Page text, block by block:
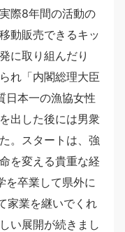
際8年間の活動の
動販売できるキッ
に取り組んだり
れ「内閣総理大臣
日本一の漁協女性
出した後には男衆
。スタートは、強
を変える貴重な経
を卒業して県外に
家業を継いでくれ
い展開が続きまし